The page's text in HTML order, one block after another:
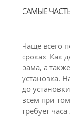
САМЫЕ
Чаще всего
сроках. Как
рама, а
установка.
до
всем при
требует